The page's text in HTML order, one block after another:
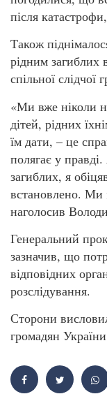
після
Також
рідним загиблих
спільної слідчої
«Ми вже ніколи
дітей, рідних
їм дати, – це
полягає у
загиблих, я
встановлено. Ми
наголосив
Генеральний
зазначив, що
відповідних
розслідування.
Сторони
громадян